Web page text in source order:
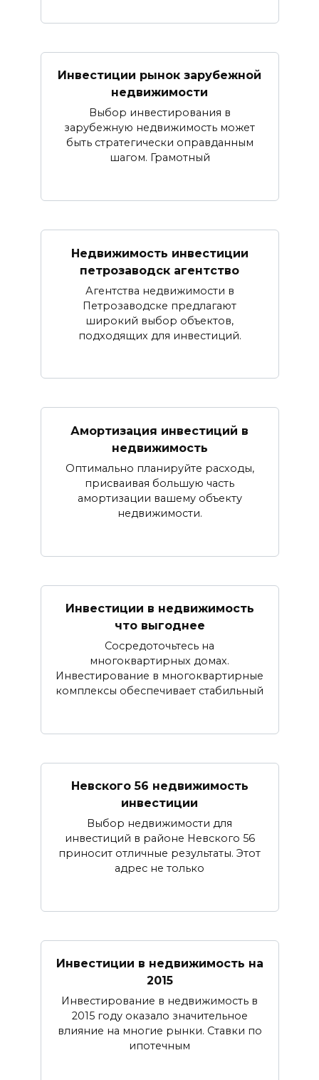
Инвестиции рынок зарубежной
недвижимости
Выбор инвестирования в
зарубежную недвижимость может
быть стратегически оправданным
шагом. Грамотный
Недвижимость инвестиции
петрозаводск агентство
Агентства недвижимости в
Петрозаводске предлагают
широкий выбор объектов,
подходящих для инвестиций.
Амортизация инвестиций в
недвижимость
Оптимально планируйте расходы,
присваивая большую часть
амортизации вашему объекту
недвижимости.
Инвестиции в недвижимость
что выгоднее
Сосредоточьтесь на
многоквартирных домах.
Инвестирование в многоквартирные
комплексы обеспечивает стабильный
Невского 56 недвижимость
инвестиции
Выбор недвижимости для
инвестиций в районе Невского 56
приносит отличные результаты. Этот
адрес не только
Инвестиции в недвижимость на
2015
Инвестирование в недвижимость в
2015 году оказало значительное
влияние на многие рынки. Ставки по
ипотечным